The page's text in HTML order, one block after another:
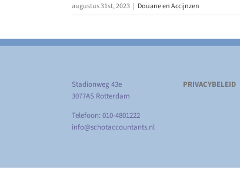
augustus 31st, 2023 | Douane en Accijnzen
Stadionweg 43e
3077AS Rotterdam
Telefoon: 010-4801222
info@schotaccountants.nl
PRIVACYBELEID